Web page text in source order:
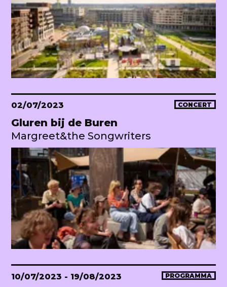
02/07/2023 CONCERT
Gluren bij de Buren
Margreet&the Songwriters
10/07/2023 - 19/08/2023 PROGRAMMA